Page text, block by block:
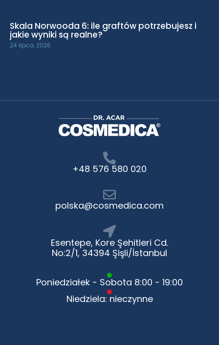
Skala Norwooda 6: ile graftów potrzebujesz i
jakie wyniki są realne?
24 lipca, 2026
+48 576 580 020
polska@cosmedica.com
Esentepe, Kore Şehitleri Cd.
No:2/1, 34394 Şişli/İstanbul
Poniedziałek - Sobota 8:00 - 19:00
Niedziela: nieczynne